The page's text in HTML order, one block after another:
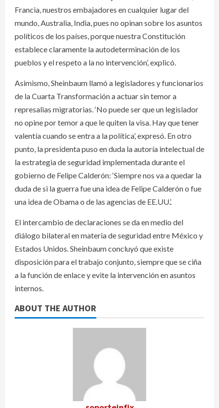
Francia, nuestros embajadores en cualquier lugar del
mundo, Australia, India, pues no opinan sobre los asuntos
políticos de los países, porque nuestra Constitución
establece claramente la autodeterminación de los
pueblos y el respeto a la no intervención’, explicó.
Asimismo, Sheinbaum llamó a legisladores y funcionarios
de la Cuarta Transformación a actuar sin temor a
represalias migratorias. ‘No puede ser que un legislador
no opine por temor a que le quiten la visa. Hay que tener
valentía cuando se entra a la política’, expresó. En otro
punto, la presidenta puso en duda la autoría intelectual de
la estrategia de seguridad implementada durante el
gobierno de Felipe Calderón: ‘Siempre nos va a quedar la
duda de si la guerra fue una idea de Felipe Calderón o fue
una idea de Obama o de las agencias de EE.UU.’.
El intercambio de declaraciones se da en medio del
diálogo bilateral en materia de seguridad entre México y
Estados Unidos. Sheinbaum concluyó que existe
disposición para el trabajo conjunto, siempre que se ciña
a la función de enlace y evite la intervención en asuntos
internos.
ABOUT THE AUTHOR